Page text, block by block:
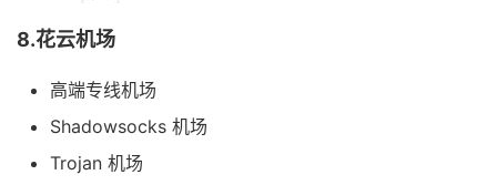
8.花云机场
高端专线机场
Shadowsocks 机场
Trojan 机场